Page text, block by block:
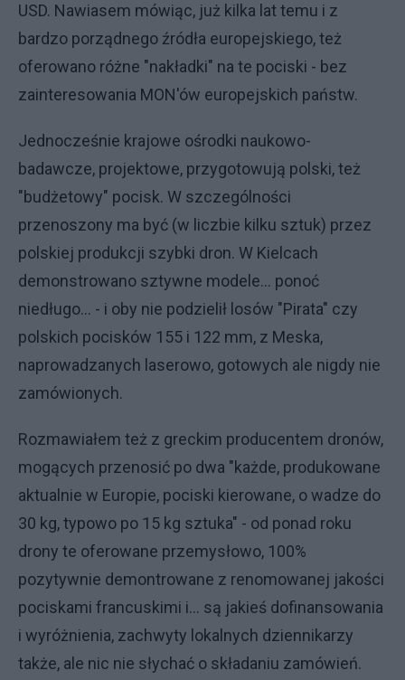
USD. Nawiasem mówiąc, już kilka lat temu i z
bardzo porządnego źródła europejskiego, też
oferowano różne "nakładki" na te pociski - bez
zainteresowania MON'ów europejskich państw.
Jednocześnie krajowe ośrodki naukowo-
badawcze, projektowe, przygotowują polski, też
"budżetowy" pocisk. W szczególności
przenoszony ma być (w liczbie kilku sztuk) przez
polskiej produkcji szybki dron. W Kielcach
demonstrowano sztywne modele... ponoć
niedługo... - i oby nie podzielił losów "Pirata" czy
polskich pocisków 155 i 122 mm, z Meska,
naprowadzanych laserowo, gotowych ale nigdy nie
zamówionych.
Rozmawiałem też z greckim producentem dronów,
mogących przenosić po dwa "każde, produkowane
aktualnie w Europie, pociski kierowane, o wadze do
30 kg, typowo po 15 kg sztuka" - od ponad roku
drony te oferowane przemysłowo, 100%
pozytywnie demontrowane z renomowanej jakości
pociskami francuskimi i... są jakieś dofinansowania
i wyróżnienia, zachwyty lokalnych dziennikarzy
także, ale nic nie słychać o składaniu zamówień.